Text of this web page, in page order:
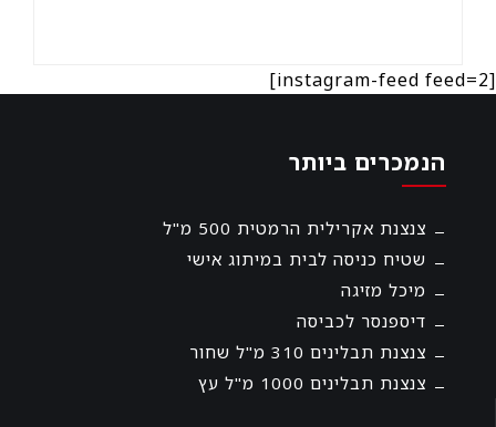
[instagram-feed feed=2]
הנמכרים ביותר
צנצנת אקרילית הרמטית 500 מ"ל
שטיח כניסה לבית במיתוג אישי
מיכל מזיגה
דיספנסר לכביסה
צנצנת תבלינים 310 מ"ל שחור
צנצנת תבלינים 1000 מ"ל עץ